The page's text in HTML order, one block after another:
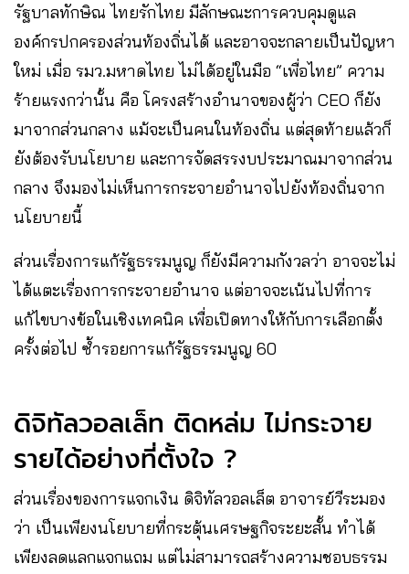
รัฐบาลทักษิณ ไทยรักไทย มีลักษณะการควบคุมดูแล
องค์กรปกครองส่วนท้องถิ่นได้ และอาจจะกลายเป็นปัญหา
ใหม่ เมื่อ รมว.มหาดไทย ไม่ได้อยู่ในมือ “เพื่อไทย” ความ
ร้ายแรงกว่านั้น คือ โครงสร้างอำนาจของผู้ว่า CEO ก็ยัง
มาจากส่วนกลาง แม้จะเป็นคนในท้องถิ่น แต่สุดท้ายแล้วก็
ยังต้องรับนโยบาย และการจัดสรรงบประมาณมาจากส่วน
กลาง จึงมองไม่เห็นการกระจายอำนาจไปยังท้องถิ่นจาก
นโยบายนี้
ส่วนเรื่องการแก้รัฐธรรมนูญ ก็ยังมีความกังวลว่า อาจจะไม่
ได้แตะเรื่องการกระจายอำนาจ แต่อาจจะเน้นไปที่การ
แก้ไขบางข้อในเชิงเทคนิค เพื่อเปิดทางให้กับการเลือกตั้ง
ครั้งต่อไป ซ้ำรอยการแก้รัฐธรรมนูญ 60
ดิจิทัลวอลเล็ท ติดหล่ม ไม่กระจาย
รายได้อย่างที่ตั้งใจ ?
ส่วนเรื่องของการแจกเงิน ดิจิทัลวอลเล็ต อาจารย์วีระมอง
ว่า เป็นเพียงนโยบายที่กระตุ้นเศรษฐกิจระยะสั้น ทำได้
เพียงลดแลกแจกแถม แต่ไม่สามารถสร้างความชอบธรรม